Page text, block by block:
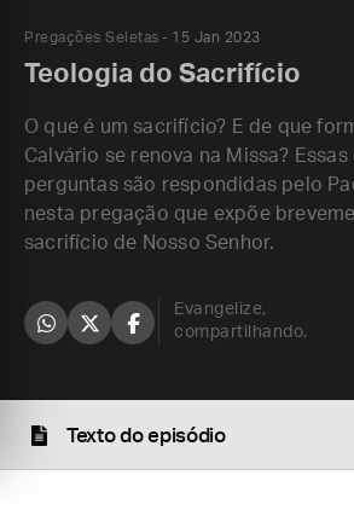
Pregações Seletas 15 Jan 2023
Teologia do Sacrifício
O que é um sacrifício? E de que
Calvário se renova na Missa?
perguntas são respondidas pelo
nesta pregação que expõe
sacrifício de Nosso Senhor.
Evangelize,
compartilhando.
Texto do episódio